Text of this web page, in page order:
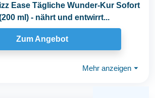
Ease Tägliche Wunder-Kur Sofort
ml) - nährt und entwirrt...
Zum Angebot
Mehr anzeigen ⏷